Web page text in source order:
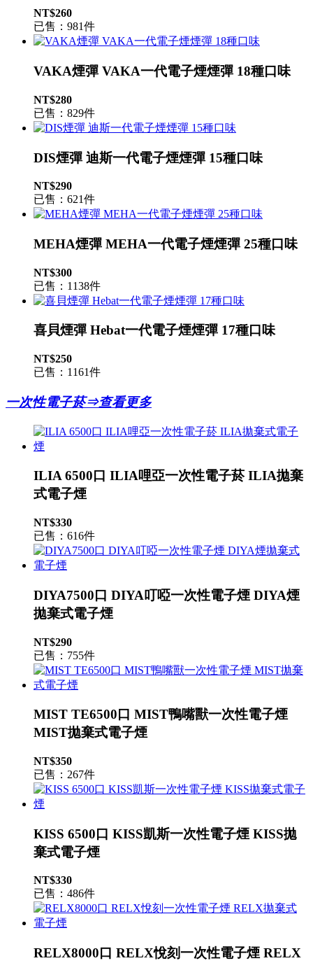
NT$260
已售：981件
VAKA煙彈 VAKA一代電子煙煙彈 18種口味
NT$280
已售：829件
DIS煙彈 迪斯一代電子煙煙彈 15種口味
NT$290
已售：621件
MEHA煙彈 MEHA一代電子煙煙彈 25種口味
NT$300
已售：1138件
喜貝煙彈 Hebat一代電子煙煙彈 17種口味
NT$250
已售：1161件
一次性電子菸⇒查看更多
ILIA 6500口 ILIA哩亞一次性電子菸 ILIA拋棄
式電子煙
NT$330
已售：616件
DIYA7500口 DIYA叮啞一次性電子煙 DIYA煙
拋棄式電子煙
NT$290
已售：755件
MIST TE6500口 MIST鴨嘴獸一次性電子煙
MIST拋棄式電子煙
NT$350
已售：267件
KISS 6500口 KISS凱斯一次性電子煙 KISS拋
棄式電子煙
NT$330
已售：486件
RELX8000口 RELX悅刻一次性電子煙 RELX